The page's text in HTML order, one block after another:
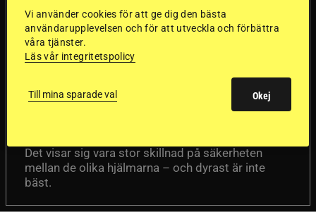
Dyraste
ridhjälmarna blev
Försäkringsbolaget
Det visar sig vara stor skillnad på säkerheten
mellan de olika hjälmarna – och dyrast är inte
bäst.
Vi använder cookies för att ge dig den bästa
användarupplevelsen och för att utveckla och förbättra
våra tjänster.
Läs vår integritetspolicy
Till mina sparade val Okej